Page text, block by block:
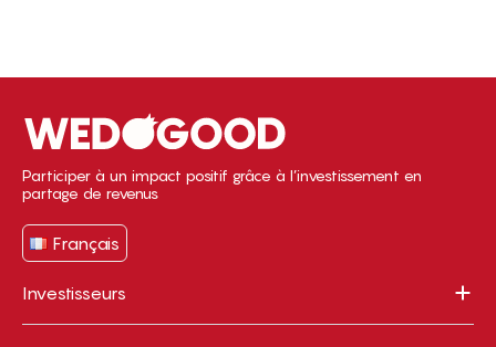
Participer à un impact positif grâce à l’investissement en
partage de revenus
Français
Investisseurs